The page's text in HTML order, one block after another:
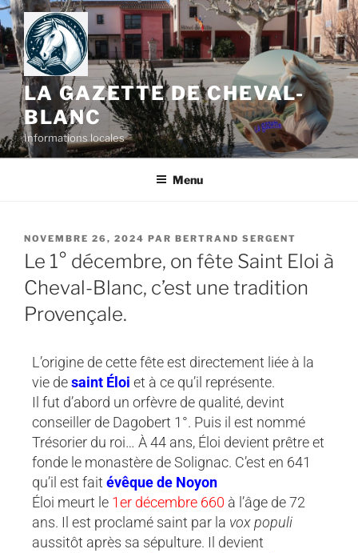
LA GAZETTE DE CHEVAL-
BLANC
Informations locales
Menu
NOVEMBRE 26, 2024 PAR BERTRAND SERGENT
Le 1° décembre, on fête Saint Eloi à
Cheval-Blanc, c’est une tradition
Provençale.
L’origine de cette fête est directement liée à la
vie desaint Éloi et à ce qu’il représente.
Il fut d’abord un orfèvre de qualité, devint
conseiller de Dagobert 1°. Puis il est nommé
Trésorier du roi… À 44 ans, Éloi devient prêtre et
fonde le monastère de Solignac. C’est en 641
qu’il est fait évêque de Noyon
Éloi meurt le 1er décembre 660 à l’âge de 72
ans. Il est proclamé saint par la vox populi
aussitôt après sa sépulture. Il devient